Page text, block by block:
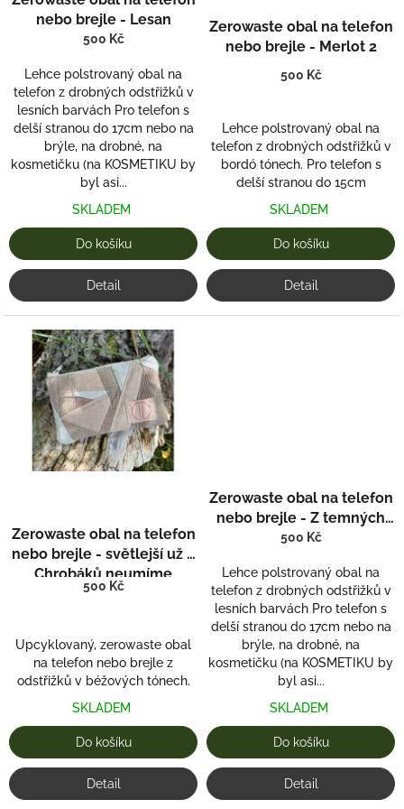
nebo brejle - Lesan
500 Kč
Lehce polstrovaný obal na
telefon z drobných odstřižků v
lesních barvách Pro telefon s
delší stranou do 17cm nebo na
brýle, na drobné, na
kosmetičku (na KOSMETIKU by
byl asi...
SKLADEM
Do košíku
Detail
Zerowaste obal na telefon
nebo brejle - Merlot 2
500 Kč
Lehce polstrovaný obal na
telefon z drobných odstřižků v
bordó tónech. Pro telefon s
delší stranou do 15cm
SKLADEM
Do košíku
Detail
Zerowaste obal na telefon
nebo brejle - světlejší už u
Chrobáků neumíme
500 Kč
Upcyklovaný, zerowaste obal
na telefon nebo brejle z
odstřižků v béžových tónech.
SKLADEM
Do košíku
Detail
Zerowaste obal na telefon
nebo brejle - Z temných
vod
500 Kč
Lehce polstrovaný obal na
telefon z drobných odstřižků v
lesních barvách Pro telefon s
delší stranou do 17cm nebo na
brýle, na drobné, na
kosmetičku (na KOSMETIKU by
byl asi...
SKLADEM
Do košíku
Detail